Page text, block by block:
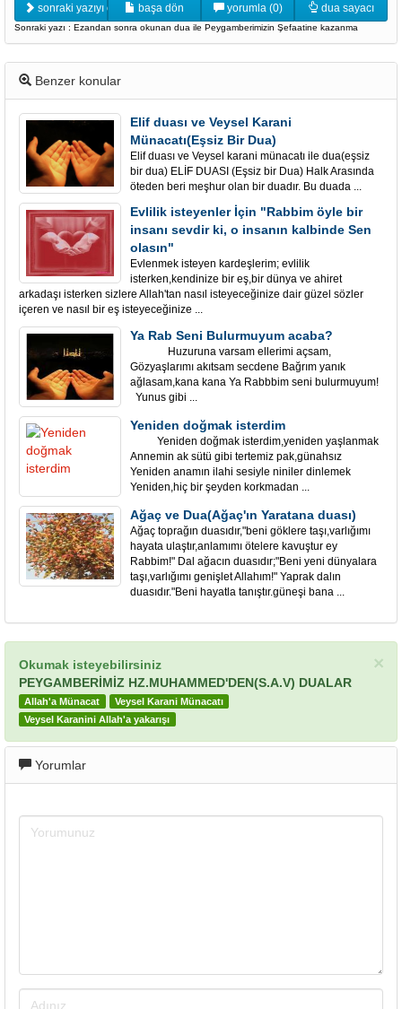
sonraki yazıyı oku başa dön yorumla (0) dua sayacı
Sonraki yazı : Ezandan sonra okunan dua ile Peygamberimizin Şefaatine kazanma
Benzer konular
Elif duası ve Veysel Karani
Münacatı(Eşsiz Bir Dua)
Elif duası ve Veysel karani münacatı ile dua(eşsiz
bir dua) ELİF DUASI (Eşsiz bir Dua) Halk Arasında
öteden beri meşhur olan bir duadır. Bu duada ...
Evlilik isteyenler İçin "Rabbim öyle bir
insanı sevdir ki, o insanın kalbinde Sen
olasın"
Evlenmek isteyen kardeşlerim; evlilik
isterken,kendinize bir eş,bir dünya ve ahiret
arkadaşı isterken sizlere Allah'tan nasıl isteyeceğinize dair güzel sözler
içeren ve nasıl bir eş isteyeceğinize ...
Ya Rab Seni Bulurmuyum acaba?
Huzuruna varsam ellerimi açsam,
Gözyaşlarımı akıtsam secdene Bağrım yanık
ağlasam,kana kana Ya Rabbbim seni bulurmuyum!
Yunus gibi ...
Yeniden doğmak isterdim
Yeniden doğmak isterdim,yeniden yaşlanmak
Annemin ak sütü gibi tertemiz pak,günahsız
Yeniden anamın ilahi sesiyle niniler dinlemek
Yeniden,hiç bir şeyden korkmadan ...
Ağaç ve Dua(Ağaç'ın Yaratana duası)
Ağaç toprağın duasıdır,"beni göklere taşı,varlığımı
hayata ulaştır,anlamımı ötelere kavuştur ey
Rabbim!" Dal ağacın duasıdır;"Beni yeni dünyalara
taşı,varlığımı genişlet Allahım!" Yaprak dalın
duasıdır."Beni hayatla tanıştır.güneşi bana ...
×
Okumak isteyebilirsiniz
PEYGAMBERİMİZ HZ.MUHAMMED'DEN(S.A.V) DUALAR
Allah'a Münacat
Veysel Karani Münacatı
Veysel Karanini Allah'a yakarışı
Yorumlar